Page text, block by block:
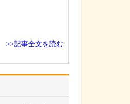
>>記事全文を読む